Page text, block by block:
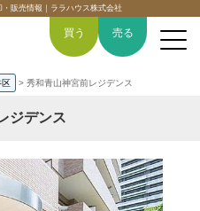
販売情報｜ララハウス株式会社
買いたい
買う 売る
区 > 秀和青山神宮前レジデンス
ジデンス